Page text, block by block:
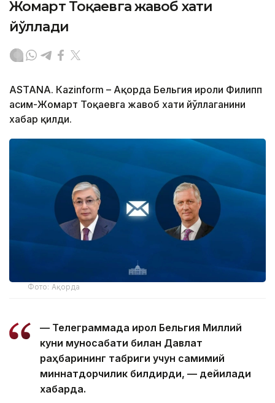
Жомарт Тоқаевга жавоб хати
йўллади
ASTANА. Кazinform – Ақорда Бельгия Қироли Филипп
Қасим-Жомарт Тоқаевга жавоб хати йўллаганини
хабар қилди.
Фото: Ақорда
— Телеграммада Қирол Бельгия Миллий
куни муносабати билан Давлат
раҳбарининг табриги учун самимий
миннатдорчилик билдирди, — дейилади
хабарда.